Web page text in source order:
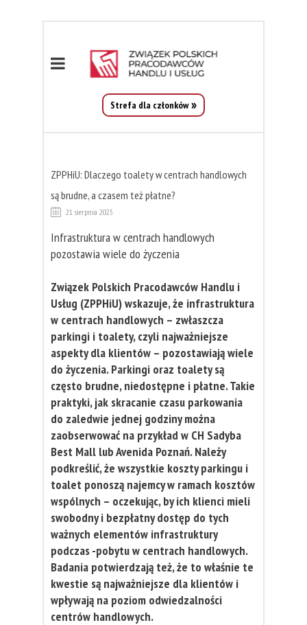
Strefa dla członków
ZPPHiU: Dlaczego toalety w centrach handlowych
są brudne, a czasem też płatne?
21 sierpnia 2025
Infrastruktura w centrach handlowych
pozostawia wiele do życzenia
Związek Polskich Pracodawców Handlu i
Usług (ZPPHiU) wskazuje, że infrastruktura
w centrach handlowych – zwłaszcza
parkingi i toalety, czyli najważniejsze
aspekty dla klientów – pozostawiają wiele
do życzenia. Parkingi oraz toalety są
często brudne, niedostępne i płatne. Takie
praktyki, jak skracanie czasu parkowania
do zaledwie jednej godziny można
zaobserwować na przykład w CH Sadyba
Best Mall lub Avenida Poznań. Należy
podkreślić, że wszystkie koszty parkingu i
toalet ponoszą najemcy w ramach kosztów
wspólnych – oczekując, by ich klienci mieli
swobodny i bezpłatny dostęp do tych
ważnych elementów infrastruktury
podczas -pobytu w centrach handlowych.
Badania potwierdzają też, że to właśnie te
kwestie są najważniejsze dla klientów i
wpływają na poziom odwiedzalności
centrów handlowych.